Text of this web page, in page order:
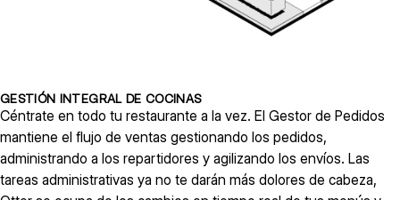
GESTIÓN INTEGRAL DE COCINAS
Céntrate en todo tu restaurante a la vez. El Gestor de Pedidos
mantiene el flujo de ventas gestionando los pedidos,
administrando a los repartidores y agilizando los envíos. Las
tareas administrativas ya no te darán más dolores de cabeza,